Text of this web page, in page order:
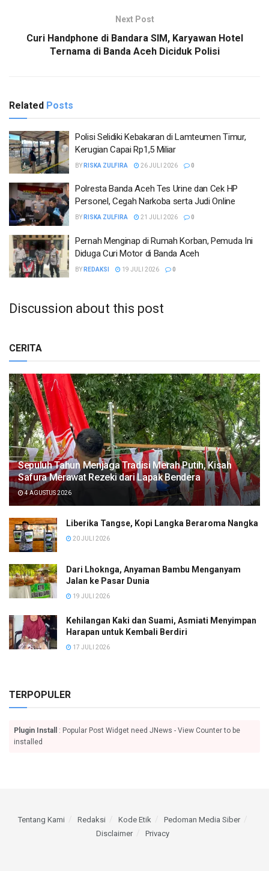
Next Post
Curi Handphone di Bandara SIM, Karyawan Hotel
Ternama di Banda Aceh Diciduk Polisi
Related Posts
Polisi Selidiki Kebakaran di Lamteumen Timur,
Kerugian Capai Rp1,5 Miliar
BY RISKA ZULFIRA 26 JULI 2026 0
Polresta Banda Aceh Tes Urine dan Cek HP
Personel, Cegah Narkoba serta Judi Online
BY RISKA ZULFIRA 21 JULI 2026 0
Pernah Menginap di Rumah Korban, Pemuda Ini
Diduga Curi Motor di Banda Aceh
BY REDAKSI 19 JULI 2026 0
Discussion about this post
CERITA
Sepuluh Tahun Menjaga Tradisi Merah Putih, Kisah
Safura Merawat Rezeki dari Lapak Bendera
4 AGUSTUS 2026
Liberika Tangse, Kopi Langka Beraroma Nangka
20 JULI 2026
Dari Lhoknga, Anyaman Bambu Menganyam
Jalan ke Pasar Dunia
19 JULI 2026
Kehilangan Kaki dan Suami, Asmiati Menyimpan
Harapan untuk Kembali Berdiri
17 JULI 2026
TERPOPULER
Plugin Install
: Popular Post Widget need JNews - View Counter to be
installed
Tentang Kami Redaksi Kode Etik
Pedoman Media Siber
Disclaimer
Privacy